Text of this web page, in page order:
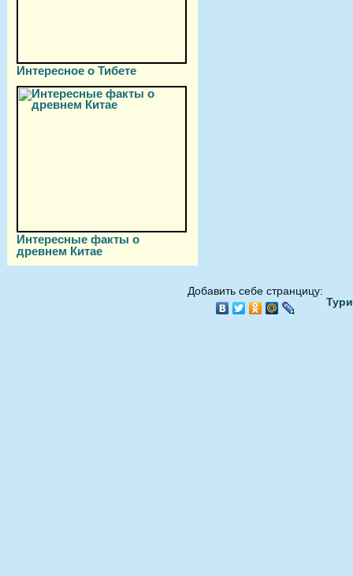
Интересное о Тибете
Интересные факты о
древнем Китае
Добавить себе странцицу: